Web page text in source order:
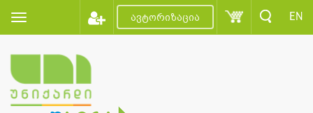
ავტორიზაცია EN